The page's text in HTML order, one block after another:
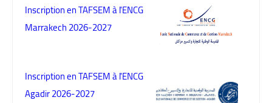
Inscription en TAFSEM à l'ENCG
Marrakech 2026-2027
Inscription en TAFSEM à l'ENCG
Agadir 2026-2027